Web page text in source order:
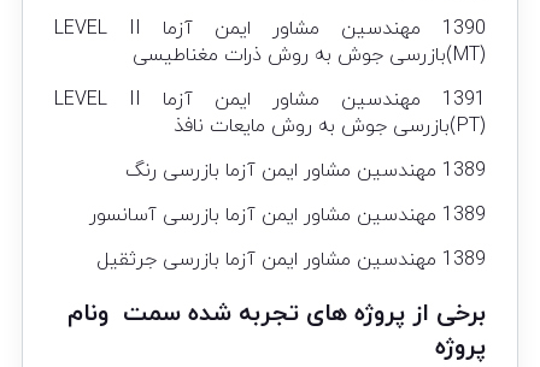
1390 مهندسین مشاور ایمن آزما LEVEL II
(MT)بازرسی جوش به روش ذرات مغناطیسی
1391 مهندسین مشاور ایمن آزما LEVEL II
(PT)بازرسی جوش به روش مایعات نافذ
1389 مهندسین مشاور ایمن آزما بازرسی رنگ
1389 مهندسین مشاور ایمن آزما بازرسی آسانسور
1389 مهندسین مشاور ایمن آزما بازرسی جرثقیل
برخی از پروژه های تجربه شده سمت ونام
پروژه